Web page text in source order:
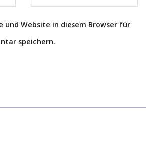
und Website in diesem Browser für
speichern.